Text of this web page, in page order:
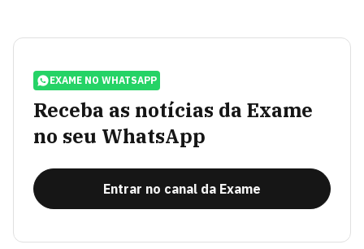
EXAME NO WHATSAPP
Receba as notícias da Exame
no seu WhatsApp
Entrar no canal da Exame